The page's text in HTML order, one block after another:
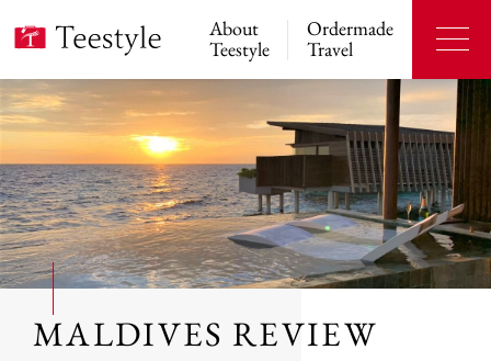
About
Teestyle
Ordermade
Travel
MALDIVES REVIEW